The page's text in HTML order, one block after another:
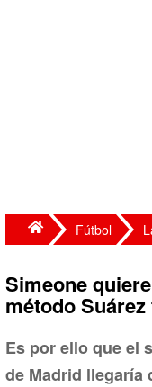
Fútbol
Simeone
método
Es por ello que el
de Madrid llegaría